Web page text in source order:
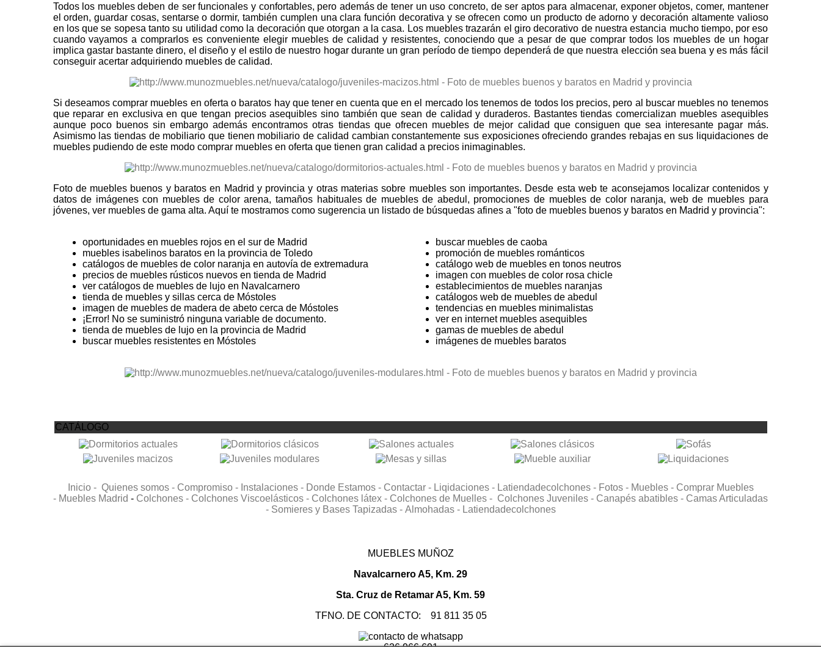
Todos los muebles deben de ser funcionales y confortables, pero además de tener un uso concreto, de ser aptos para almacenar, exponer objetos, comer, mantener
el orden, guardar cosas, sentarse o dormir, también cumplen una clara función decorativa y se ofrecen como un producto de adorno y decoración altamente valioso
en los que se sopesa tanto su utilidad como la decoración que otorgan a la casa. Los muebles trazarán el giro decorativo de nuestra estancia mucho tiempo, por eso
cuando vayamos a comprarlos es conveniente elegir muebles de calidad y resistentes, conociendo que a pesar de que comprar todos los muebles de un hogar
implica gastar bastante dinero, el diseño y el estilo de nuestro hogar durante un gran período de tiempo dependerá de que nuestra elección sea buena y es más fácil
conseguir acertar adquiriendo muebles de calidad.
Si deseamos comprar muebles en oferta o baratos hay que tener en cuenta que en el mercado los tenemos de todos los precios, pero al buscar muebles no tenemos
que reparar en exclusiva en que tengan precios asequibles sino también que sean de calidad y duraderos. Bastantes tiendas comercializan muebles asequibles
aunque poco buenos sin embargo además encontramos otras tiendas que ofrecen muebles de mejor calidad que consiguen que sea interesante pagar más.
Asimismo las tiendas de mobiliario que tienen mobiliario de calidad cambian constantemente sus exposiciones ofreciendo grandes rebajas en sus liquidaciones de
muebles pudiendo de este modo comprar muebles en oferta que tienen gran calidad a precios inimaginables.
Foto de muebles buenos y baratos en Madrid y provincia y otras materias sobre muebles son importantes. Desde esta web te aconsejamos localizar contenidos y
datos de imágenes con muebles de color arena, tamaños habituales de muebles de abedul, promociones de muebles de color naranja, web de muebles para
jóvenes, ver muebles de gama alta. Aquí te mostramos como sugerencia un listado de búsquedas afines a "foto de muebles buenos y baratos en Madrid y provincia":
oportunidades en muebles rojos en el sur de Madrid
muebles isabelinos baratos en la provincia de Toledo
catálogos de muebles de color naranja en autovía de extremadura
precios de muebles rústicos nuevos en tienda de Madrid
ver catálogos de muebles de lujo en Navalcarnero
tienda de muebles y sillas cerca de Móstoles
imagen de muebles de madera de abeto cerca de Móstoles
¡Error! No se suministró ninguna variable de documento.
tienda de muebles de lujo en la provincia de Madrid
buscar muebles resistentes en Móstoles
buscar muebles de caoba
promoción de muebles románticos
catálogo web de muebles en tonos neutros
imagen con muebles de color rosa chicle
establecimientos de muebles naranjas
catálogos web de muebles de abedul
tendencias en muebles minimalistas
ver en internet muebles asequibles
gamas de muebles de abedul
imágenes de muebles baratos
CATÁLOGO
Inicio - Quienes somos - Compromiso - Instalaciones - Donde Estamos - Contactar - Liqidaciones - Latiendadecolchones - Fotos - Muebles - Comprar Muebles
- Muebles Madrid - Colchones - Colchones Viscoelásticos - Colchones látex - Colchones de Muelles - Colchones Juveniles - Canapés abatibles - Camas Articuladas
- Somieres y Bases Tapizadas - Almohadas - Latiendadecolchones
MUEBLES MUÑOZ
Navalcarnero A5, Km. 29
Sta. Cruz de Retamar A5, Km. 59
TFNO. DE CONTACTO: 91 811 35 05